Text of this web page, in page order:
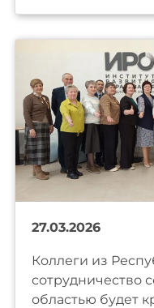
27.03.2026
Коллеги из
сотрудничество
областью будет